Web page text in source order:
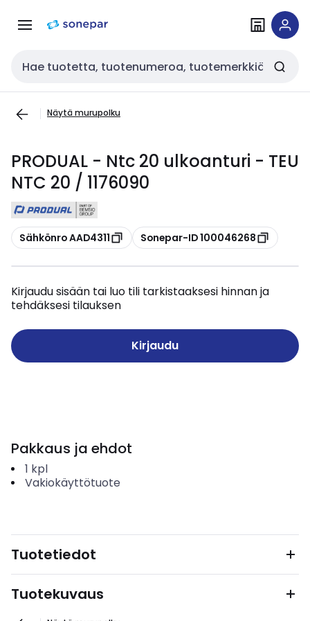
navigointiinsisältöön
Haku
Näytä murupolku
PRODUAL - Ntc 20 ulkoanturi - TEU
NTC 20 / 1176090
Kopioi
Sähkönro AAD4311 Kopioi
Sonepar-ID 100046268
Kirjaudu sisään tai luo tili tarkistaaksesi hinnan ja
tehdäksesi tilauksen
Kirjaudu
Pakkaus ja ehdot
1 kpl
Vakiokäyttötuote
Tuotetiedot
Tuotekuvaus